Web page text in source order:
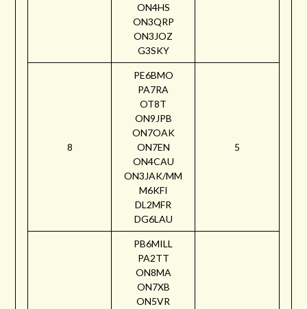
ON4HS
ON3QRP
ON3JOZ
G3SKY
8
PE6BMO
PA7RA
OT8T
ON9JPB
ON7OAK
ON7EN
ON4CAU
ON3JAK/MM
M6KFI
DL2MFR
DG6LAU
5
PB6MILL
PA2TT
ON8MA
ON7XB
ON5VR